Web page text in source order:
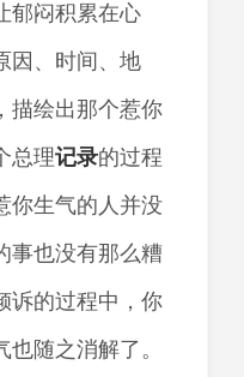
郁闷积累在心
因、时间、地
描绘出那个惹你
总理记录的过程
你生气的人并没
事也没有那么糟
诉的过程中，你
随之消解了。